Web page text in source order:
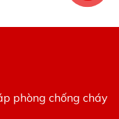
phòng chống cháy